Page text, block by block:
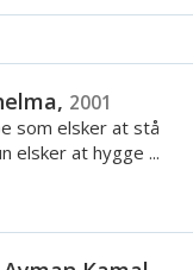
2001
som elsker at stå
elsker at hygge ...